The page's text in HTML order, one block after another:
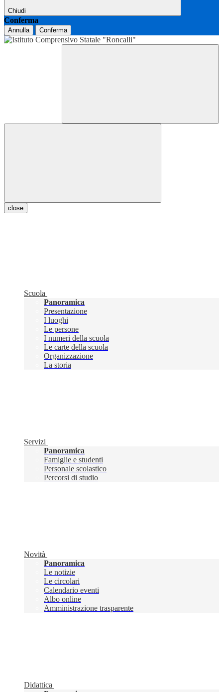
Chiudi
Conferma
Annulla Conferma
close
Scuola
Panoramica
Presentazione
I luoghi
Le persone
I numeri della scuola
Le carte della scuola
Organizzazione
La storia
Servizi
Panoramica
Famiglie e studenti
Personale scolastico
Percorsi di studio
Novità
Panoramica
Le notizie
Le circolari
Calendario eventi
Albo online
Amministrazione trasparente
Didattica